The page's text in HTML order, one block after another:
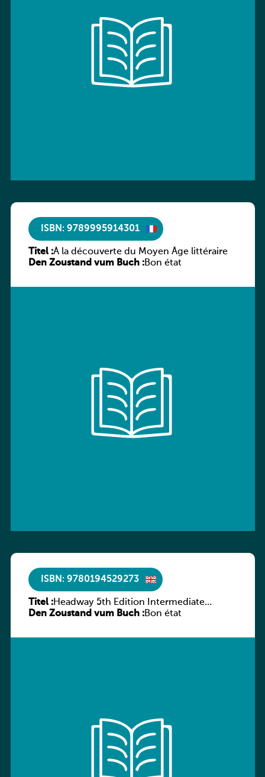
ISBN: 9789995914301
Titel :À la découverte du Moyen Âge littéraire
Den Zoustand vum Buch :Bon état
ISBN: 9780194529273
Titel :Headway 5th Edition Intermediate
Culture and Literature Companion
Den Zoustand vum Buch :Bon état